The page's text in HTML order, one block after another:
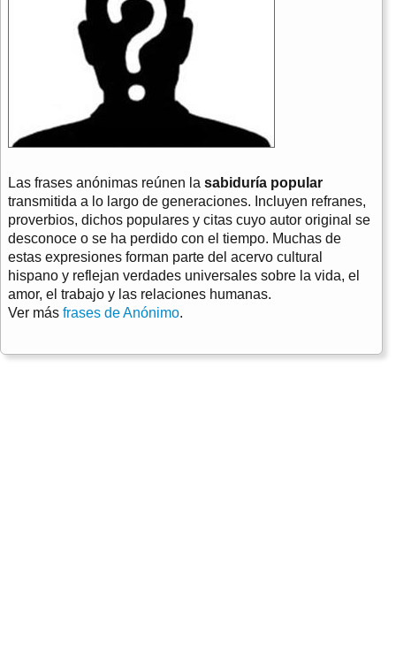
Las frases anónimas reúnen la sabiduría popular
transmitida a lo largo de generaciones. Incluyen refranes,
proverbios, dichos populares y citas cuyo autor original se
desconoce o se ha perdido con el tiempo. Muchas de
estas expresiones forman parte del acervo cultural
hispano y reflejan verdades universales sobre la vida, el
amor, el trabajo y las relaciones humanas.
Ver más frases de Anónimo.